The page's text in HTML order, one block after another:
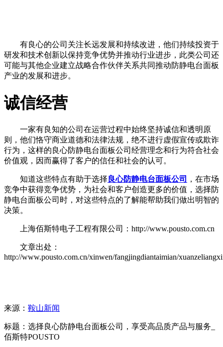
有良心的公司关注长远发展和持续改进，他们持续投资于
研发和技术创新以保持竞争优势并推动行业进步，此类公司还
可能与其他企业建立战略合作伙伴关系共同推动防静电台面板
产业的发展和进步。
诚信经营
一家有良知的公司在运营过程中始终坚持诚信和透明原
则，他们恪守商业道德和法律法规，绝不进行虚假宣传或欺诈
行为，这样的良心防静电台面板公司经营理念和行为符合社会
价值观，因而赢得了客户的信任和社会的认可。
知道这些特点有助于选择 良心防静电台面板公司
，在市场
竞争中获得竞争优势，为社会和客户创造更多的价值，选择防
静电台面板公司时，对这些特点的了解能帮助我们做出明智的
决策。
上海佰斯特电子工程有限公司：http://www.pousto.com.cn
文章出处：
http://www.pousto.com.cn/xinwen/fangjingdiantaimian/
来源： 鞍山新闻
标题：选择良心防静电台面板公司，享受高品质产品与服务_
佰斯特POUSTO